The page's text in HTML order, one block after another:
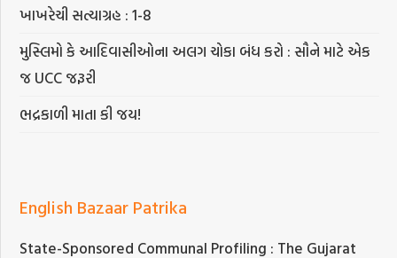
ખાખરેચી સત્યાગ્રહ : 1-8
મુસ્લિમો કે આદિવાસીઓના અલગ ચોકા બંધ કરો : સૌને માટે એક
જ UCC જરૂરી
ભદ્રકાળી માતા કી જય!
English Bazaar Patrika
State-Sponsored Communal Profiling : The Gujarat